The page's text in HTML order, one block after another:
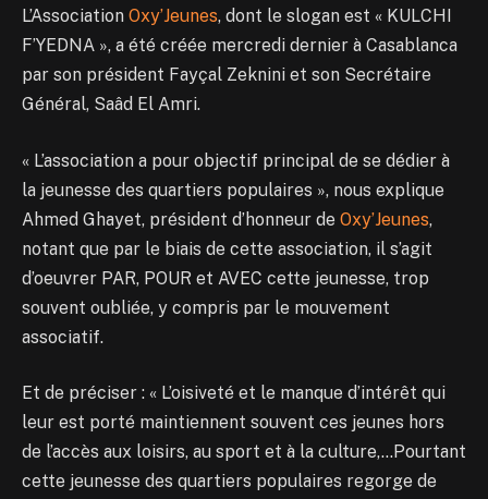
L’Association Oxy’Jeunes, dont le slogan est « KULCHI
F’YEDNA », a été créée mercredi dernier à Casablanca
par son président Fayçal Zeknini et son Secrétaire
Général, Saâd El Amri.
« L’association a pour objectif principal de se dédier à
la jeunesse des quartiers populaires », nous explique
Ahmed Ghayet, président d’honneur de Oxy’Jeunes,
notant que par le biais de cette association, il s’agit
d’oeuvrer PAR, POUR et AVEC cette jeunesse, trop
souvent oubliée, y compris par le mouvement
associatif.
Et de préciser : « L’oisiveté et le manque d’intérêt qui
leur est porté maintiennent souvent ces jeunes hors
de l’accès aux loisirs, au sport et à la culture,…Pourtant
cette jeunesse des quartiers populaires regorge de